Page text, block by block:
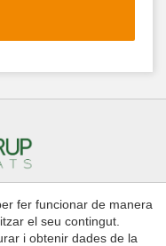
de finques
fer funcionar de manera
el seu contingut.
i obtenir dades de la